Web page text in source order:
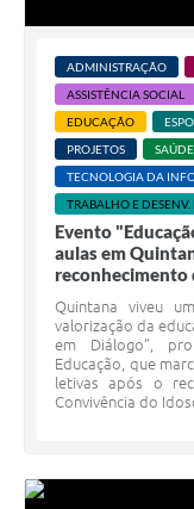
ADMINISTRAÇÃO
ASSISTÊNCIA SOCIAL
EDUCAÇÃO
PROJETOS
SAÚDE
TECNOLOGIA DA
TRABALHO E
Evento
aulas em
reconhecimento
Quintana viveu
valorização da
em Diálogo”,
Educação, que
letivas após o
Convivência do